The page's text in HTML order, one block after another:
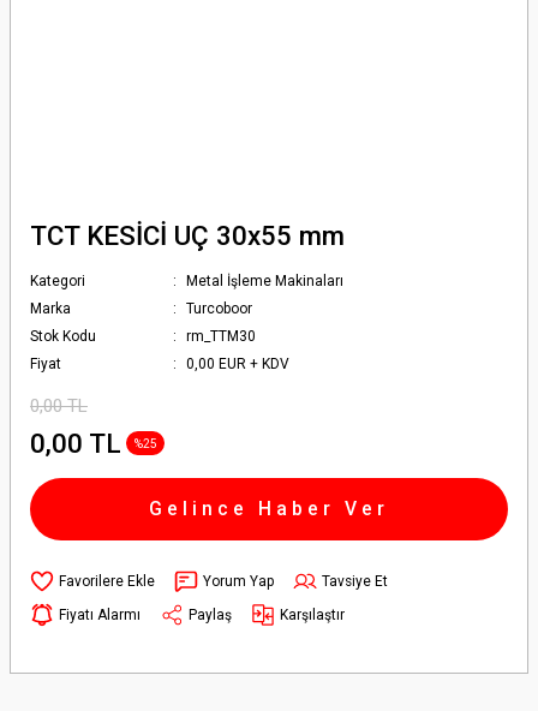
TCT KESİCİ UÇ 30x55 mm
Kategori
Metal İşleme Makinaları
Marka
Turcoboor
Stok Kodu
rm_TTM30
Fiyat
0,00 EUR + KDV
0,00 TL
0,00 TL %25
Gelince Haber Ver
Yorum Yap
Tavsiye Et
Fiyatı Alarmı
Paylaş Karşılaştır